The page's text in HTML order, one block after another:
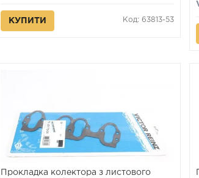
КУПИТИ Код: 63813-53
Прокладка колектора з листового